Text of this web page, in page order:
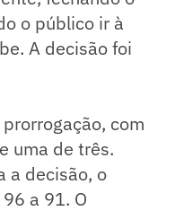
o público ir à
A decisão foi
com
uma de três.
a decisão, o
a 91. O